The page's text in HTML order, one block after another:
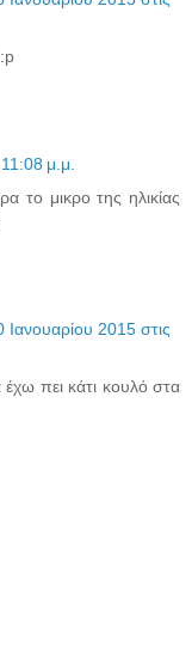
μ.μ.
το μικρο της ηλικίας
Ιανουαρίου 2015 στις
πει κάτι κουλό στα